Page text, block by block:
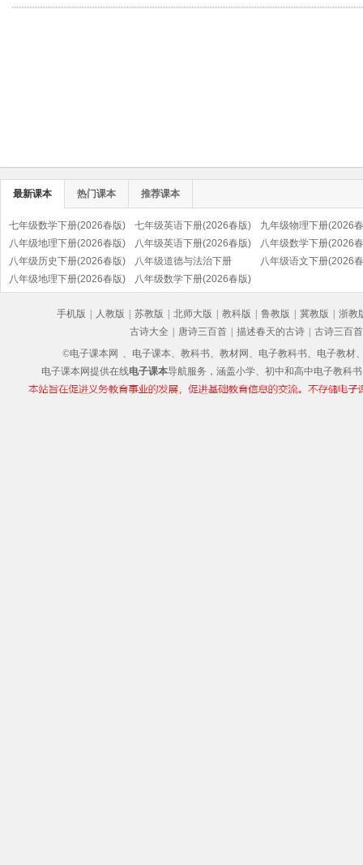
秋版)(部编版)
春版)(部编版)
秋版)(部编
最新课本 热门课本 推荐课本
七年级数学下册(2026春版) 七年级英语下册(2026春版)
九年级物理下册(2026
八年级地理下册(2026春版)
八年级英语下册(2026春版)
八年级数学下册(2026
八年级历史下册(2026春版)
(部编版)
八年级道德与法治下册
(2026春版)(部编版)
八年级语文下册(2026
八年级地理下册(2026春版) 八年级数学下册(2026春版)
手机版 人教版 苏教版 北师大版 教科版 鲁教版 冀教版
浙教
古诗大全
唐诗三百首 描述春天的古诗
古诗三百首
©电子课本网 、电子课本、教科书、教材网、电子教科书、电子教材
电子课本网提供在线电子课本导航服务，涵盖小学、初中和高中电子教科